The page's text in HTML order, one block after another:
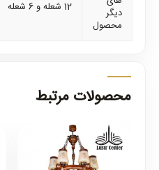
دیگر
محصول
12 شعله و 6 شعله
محصولات مرتبط